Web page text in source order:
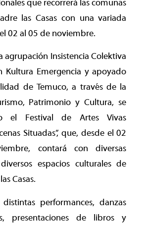
que recorrerá las comunas
las Casas con una variada
02 al 05 de noviembre.
agrupación Insistencia Colektiva
Kultura Emergencia y apoyado
de Temuco, a través de la
Patrimonio y Cultura, se
el Festival de Artes Vivas
Situadas”, que, desde el 02
contará con diversas
espacios culturales de
Casas.
performances, danzas
presentaciones de libros y